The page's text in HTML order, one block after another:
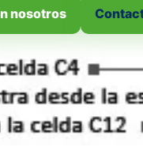
nosotros